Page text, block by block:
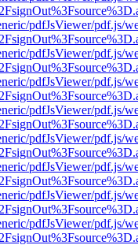
pdfJsViewer/pdf.js/
pdfJsViewer/pdf.js/
pdfJsViewer/pdf.js/
pdfJsViewer/pdf.js/
pdfJsViewer/pdf.js/
pdfJsViewer/pdf.js/
pdfJsViewer/pdf.js/
pdfJsViewer/pdf.js/